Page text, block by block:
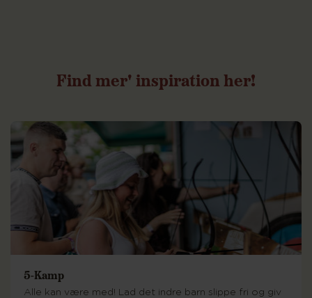
Findmer'inspirationher!
5-Kamp
Alle kan være med! Lad det indre barn slippe fri og giv